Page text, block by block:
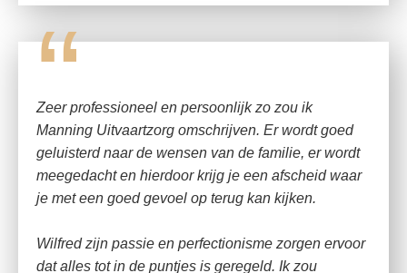
“
Zeer professioneel en persoonlijk zo zou ik
Manning Uitvaartzorg omschrijven. Er wordt goed
geluisterd naar de wensen van de familie, er wordt
meegedacht en hierdoor krijg je een afscheid waar
je met een goed gevoel op terug kan kijken.
Wilfred zijn passie en perfectionisme zorgen ervoor
dat alles tot in de puntjes is geregeld. Ik zou